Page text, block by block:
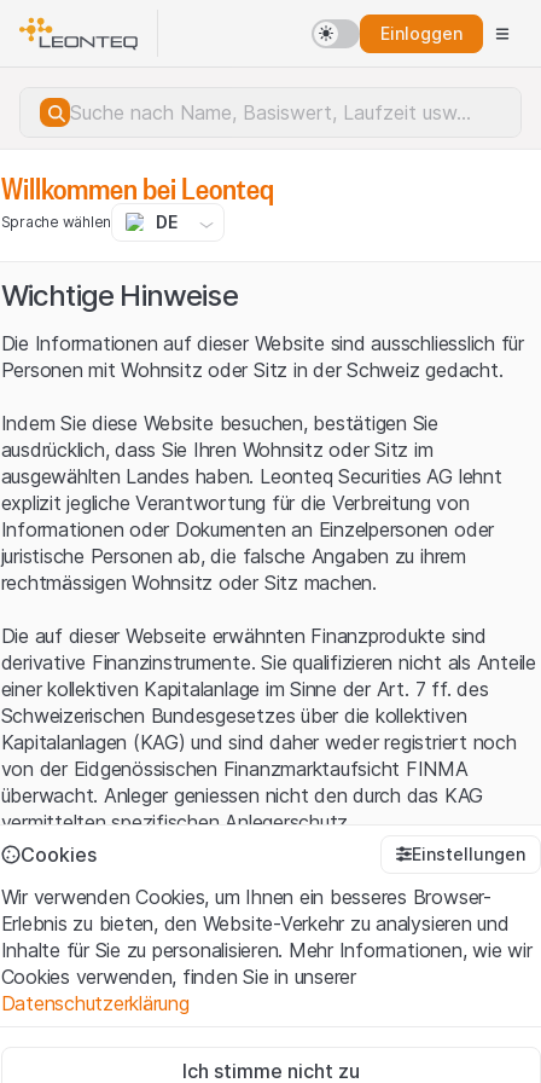
Einloggen
Serverfehler.
Willkommen bei Leonteq
Sprache wählen DE
Wichtige Hinweise
Die Informationen auf dieser Website sind ausschliesslich für
Personen mit Wohnsitz oder Sitz in der Schweiz gedacht.
Indem Sie diese Website besuchen, bestätigen Sie
ausdrücklich, dass Sie Ihren Wohnsitz oder Sitz im
ausgewählten Landes haben. Leonteq Securities AG lehnt
explizit jegliche Verantwortung für die Verbreitung von
Informationen oder Dokumenten an Einzelpersonen oder
juristische Personen ab, die falsche Angaben zu ihrem
rechtmässigen Wohnsitz oder Sitz machen.
Die auf dieser Webseite erwähnten Finanzprodukte sind
derivative Finanzinstrumente. Sie qualifizieren nicht als Anteile
einer kollektiven Kapitalanlage im Sinne der Art. 7 ff. des
Schweizerischen Bundesgesetzes über die kollektiven
Kapitalanlagen (KAG) und sind daher weder registriert noch
von der Eidgenössischen Finanzmarktaufsicht FINMA
überwacht. Anleger geniessen nicht den durch das KAG
vermittelten spezifischen Anlegerschutz.
Mit dem Zugriff auf diese Website der Leonteq Securities AG
(die "Website") erklären Sie, dass Sie die rechtlichen
Informationen und die wichtigen Hinweise und
Nutzungsbedingungenverstanden haben und akzeptieren.
Wenn Sie mit den Nutzungsbedingungen nicht einverstanden
Cookies Einstellungen
Wir verwenden Cookies, um Ihnen ein besseres Browser-
Erlebnis zu bieten, den Website-Verkehr zu analysieren und
Inhalte für Sie zu personalisieren. Mehr Informationen, wie wir
Cookies verwenden, finden Sie in unserer
Datenschutzerklärung
Diese Cookies sind für die Website erforderlich und können nicht
Ich stimme nicht zu